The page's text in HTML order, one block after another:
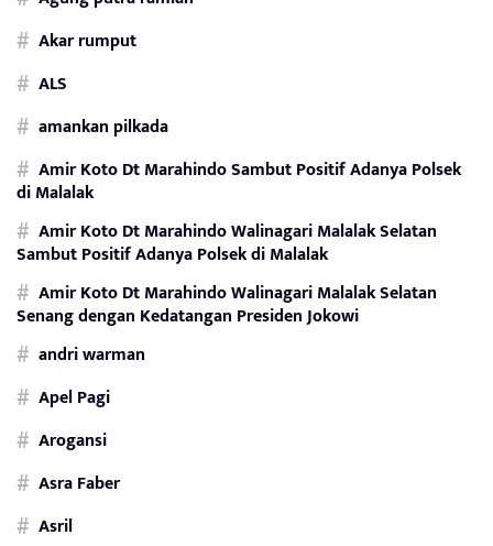
Akar rumput
ALS
amankan pilkada
Amir Koto Dt Marahindo Sambut Positif Adanya Polsek
di Malalak
Amir Koto Dt Marahindo Walinagari Malalak Selatan
Sambut Positif Adanya Polsek di Malalak
Amir Koto Dt Marahindo Walinagari Malalak Selatan
Senang dengan Kedatangan Presiden Jokowi
andri warman
Apel Pagi
Arogansi
Asra Faber
Asril